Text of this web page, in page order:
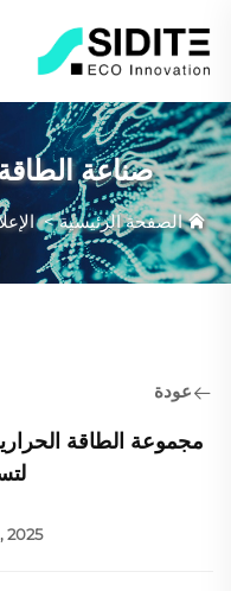
صناعة
الصفحة الرئيسية>
عودة
مجموعة الطاقة
2025